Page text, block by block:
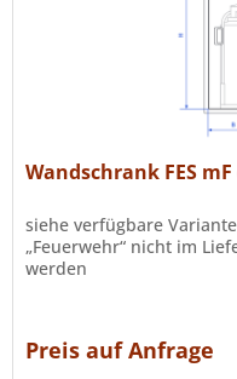
Wandschrank FES
siehe verfügbare
„Feuerwehr“ nicht im
werden
Preis auf Anfrage